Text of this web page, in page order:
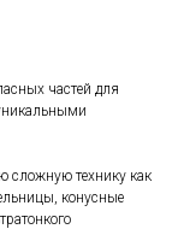
частей для
сложную технику как
конусные